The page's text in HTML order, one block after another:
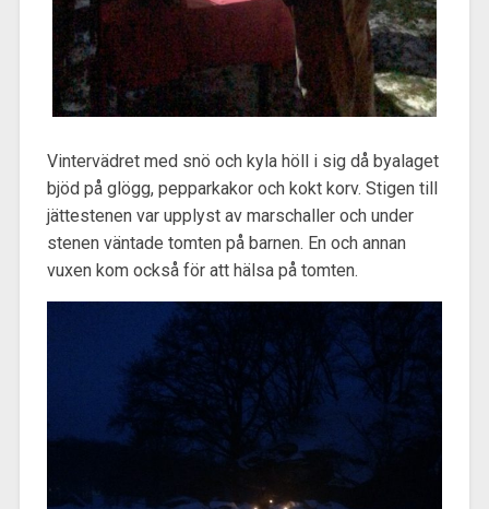
Vintervädret med snö och kyla höll i sig då byalaget
bjöd på glögg, pepparkakor och kokt korv. Stigen till
jättestenen var upplyst av marschaller och under
stenen väntade tomten på barnen. En och annan
vuxen kom också för att hälsa på tomten.